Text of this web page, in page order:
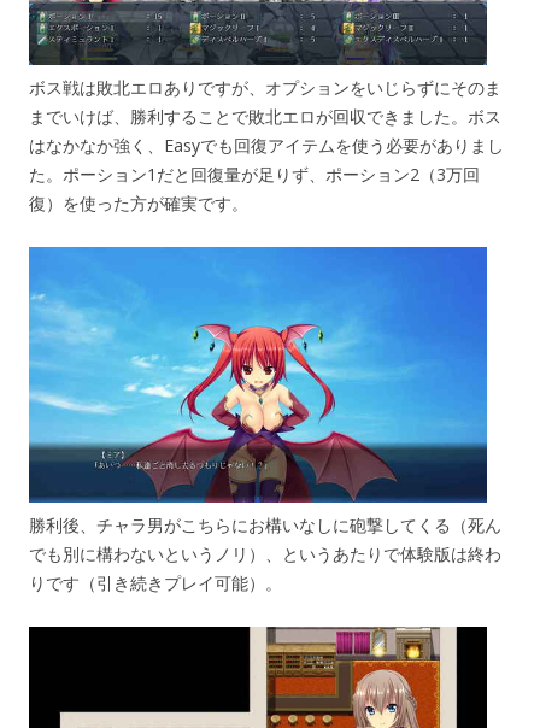
ボス戦は敗北エロありですが、オプションをいじらずにそのま
までいけば、勝利することで敗北エロが回収できました。ボス
はなかなか強く、Easyでも回復アイテムを使う必要がありまし
た。ポーション1だと回復量が足りず、ポーション2（3万回
復）を使った方が確実です。
勝利後、チャラ男がこちらにお構いなしに砲撃してくる（死ん
でも別に構わないというノリ）、というあたりで体験版は終わ
りです（引き続きプレイ可能）。